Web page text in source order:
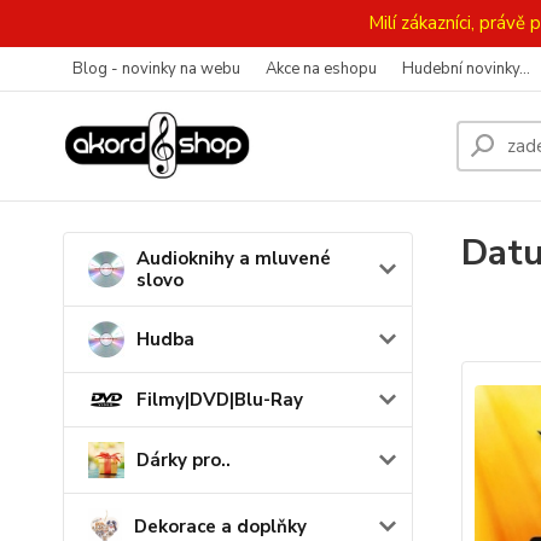
Milí zákazníci, právě
Blog - novinky na webu Akce na eshopu Hudební novinky...
Audioknihy a mluvené
slovo
Hudba
Filmy|DVD|Blu-Ray
Dárky pro..
Dekorace a doplňky